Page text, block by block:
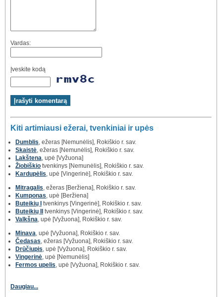
Vardas:
Įveskite kodą
Kiti artimiausi ežerai, tvenkiniai ir upės
Dumblis, ežeras [Nemunėlis], Rokiškio r. sav.
Skaistė, ežeras [Nemunėlis], Rokiškio r. sav.
Lakštena, upė [Vyžuona]
Žiobiškio tvenkinys [Nemunėlis], Rokiškio r. sav.
Kardupėlis, upė [Vingerinė], Rokiškio r. sav.
Mitragalis, ežeras [Beržiena], Rokiškio r. sav.
Kumponas, upė [Beržiena]
Buteikių I
tvenkinys [Vingerinė], Rokiškio r. sav.
Buteikių II
tvenkinys [Vingerinė], Rokiškio r. sav.
Valkšna, upė [Vyžuona], Rokiškio r. sav.
Minava, upė [Vyžuona], Rokiškio r. sav.
Čedasas, ežeras [Vyžuona], Rokiškio r. sav.
Drūčiupis, upė [Vyžuona], Rokiškio r. sav.
Vingerinė, upė [Nemunėlis]
Fermos upelis, upė [Vyžuona], Rokiškio r. sav.
Daugiau...